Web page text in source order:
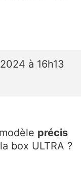
à 16h13
précis
box ULTRA ?